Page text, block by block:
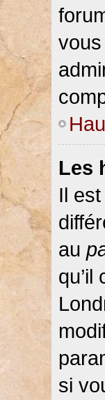
Les
Il
au
si